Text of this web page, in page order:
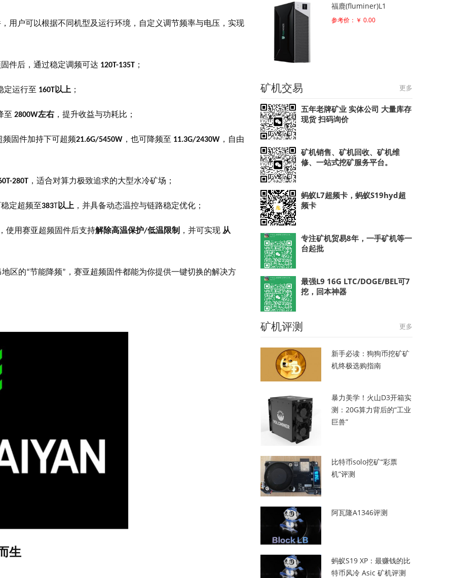
用户可以根据不同机型及运行环境，自定义调节频率与电压，实现
件后，通过稳定调频可达 120T-135T ；
定运行至 160T以上 ；
至 2800W左右 ，提升收益与功耗比；
频固件加持下可超频21.6G/5450W ，也可降频至 11.3G/2430W ，自由
280T ，适合对算力极致追求的大型水冷矿场；
定超频至383T 以上 ，并具备动态温控与链路稳定优化；
使用赛亚超频固件后支持解除高温保护/低温限制 ，并可实现 从
区的“节能降频” ，赛亚超频固件都能为你提供一键切换的解决方
生
福鹿(fluminer)L1
参考价：￥ 0.00
更多
矿机交易
五年老牌矿业 实体公司 大量库存
现货 扫码询价
矿机销售、矿机回收、矿机维
修、一站式挖矿服务平台。
蚂蚁L7超频卡，蚂蚁S19hyd超
频卡
专注矿机贸易8年，一手矿机等一
台起批
最强L9 16G LTC/DOGE/BEL可7
挖，回本神器
更多
矿机评测
新手必读：狗狗币挖矿矿
机终极选购指南
暴力美学！火山D3开箱实
测：20G算力背后的“工业
巨兽”
比特币solo挖矿“彩票
机”评测
阿瓦隆A1346评测
蚂蚁S19 XP：最赚钱的比
特币风冷 Asic 矿机评测